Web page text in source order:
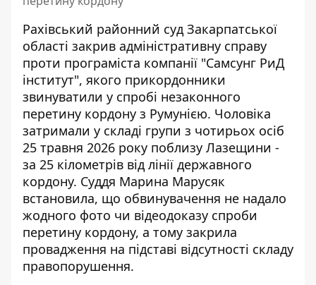
Рахівський районний суд Закарпатської
області закрив адміністративну справу
проти програміста компанії "Самсунг РиД
інститут", якого прикордонники
звинуватили у спробі незаконного
перетину кордону з Румунією. Чоловіка
затримали у складі групи з чотирьох осіб
25 травня 2026 року поблизу Лазещини -
за 25 кілометрів від лінії державного
кордону. Суддя Марина Марусяк
встановила, що обвинувачення не надало
жодного фото чи відеодоказу спроби
перетину кордону, а тому закрила
провадження на підставі відсутності складу
правопорушення.